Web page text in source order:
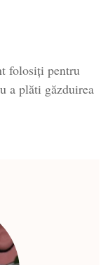
folosiți pentru
a plăti găzduirea